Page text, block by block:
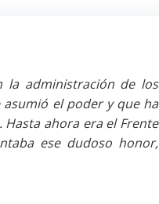
la administración de los
el poder y que ha
ahora era el Frente
ese dudoso honor,